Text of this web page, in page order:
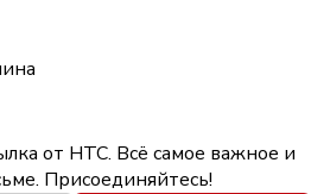
от НТС. Всё самое важное и
Присоединяйтесь!